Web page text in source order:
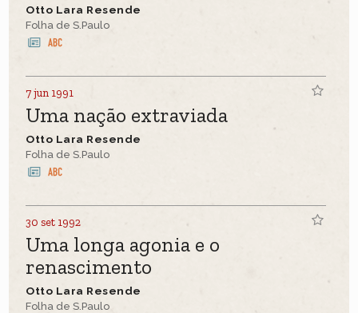
Otto Lara Resende
Folha de S.Paulo
7 jun 1991
Uma nação extraviada
Otto Lara Resende
Folha de S.Paulo
30 set 1992
Uma longa agonia e o
renascimento
Otto Lara Resende
Folha de S.Paulo